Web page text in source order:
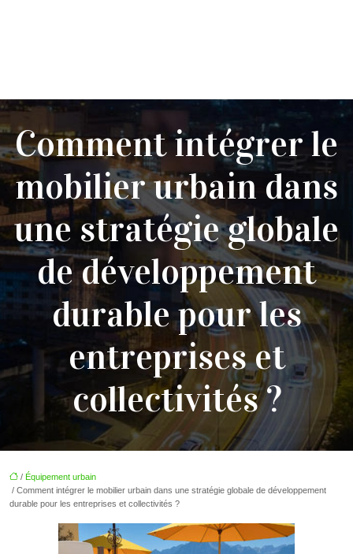
Comment intégrer le
mobilier urbain dans
une stratégie globale
de développement
durable pour les
entreprises et
collectivités ?
/ Équipement urbain
/ Comment intégrer le mobilier urbain dans une stratégie globale de développement
durable pour les entreprises et collectivités ?